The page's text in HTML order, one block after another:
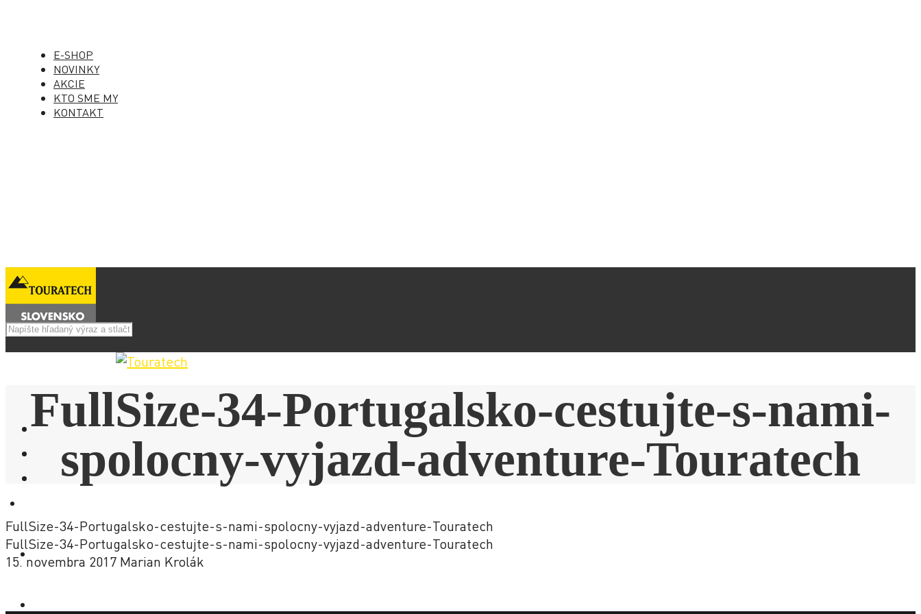
E-SHOP
NOVINKY
AKCIE
KTO SME MY
KONTAKT
Menu
FullSize-34-Portugalsko-cestujte-s-nami-
spolocny-vyjazd-adventure-Touratech
FullSize-34-Portugalsko-cestujte-s-nami-spolocny-vyjazd-adventure-Touratech
FullSize-34-Portugalsko-cestujte-s-nami-spolocny-vyjazd-adventure-Touratech
15. novembra 2017 Marian Krolák